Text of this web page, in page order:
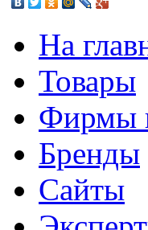
На
Товары
Фирмы
Бренды
Сайты